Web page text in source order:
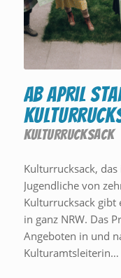
Ab April
KULTURRUCKSACK
Kulturrucksack,
Jugendliche von
Kulturrucksack gibt
in ganz NRW. Das
Angeboten in und
Kulturamtsleiterin…